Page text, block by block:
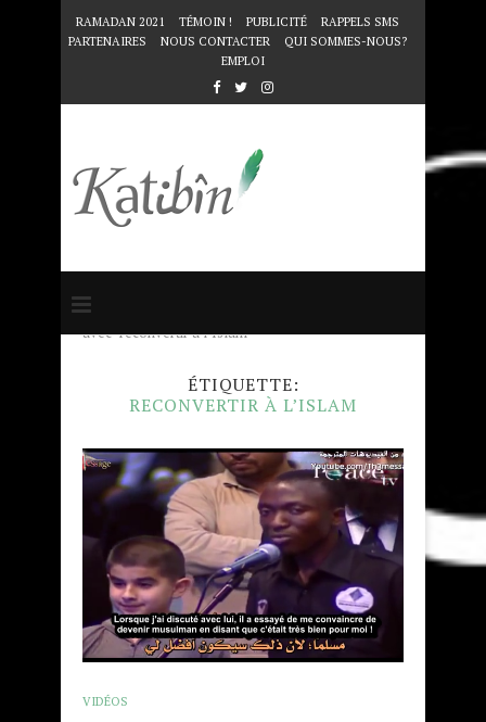
RAMADAN 2021 TÉMOIN ! PUBLICITÉ
RAPPELS SMS
PARTENAIRES
NOUS CONTACTER
QUI SOMMES-NOUS?
EMPLOI
Accueil
avec "reconvertir à l’Islam"
ÉTIQUETTE:
RECONVERTIR À L’ISLAM
VIDÉOS